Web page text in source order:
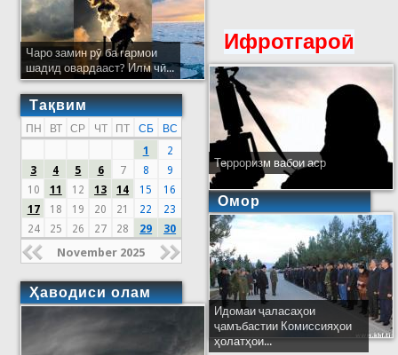
Чаро замин рӯ ба гармои
шадид овардааст? Илм чӣ...
Тақвим
ПН ВТ СР ЧТ ПТ СБ
ВС
1
2
3
4 5 6 7 8
9
10
11 12 13 14 15
16
17
18 19 20 21 22
23
24
25 26 27 28 29 30
November 2025
Ҳаводиси олам
Ифротгароӣ
Терроризм вабои аср
Омор
Идомаи ҷаласаҳои
ҷамъбастии Комиссияҳои
ҳолатҳои...